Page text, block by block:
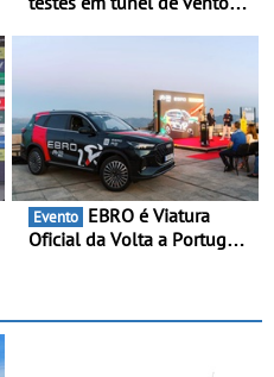
o equilíbrio, a eficiência e a
afinação do veículo
Evento
Oficial da Volta a Portugal
e leva a sua gama SUV